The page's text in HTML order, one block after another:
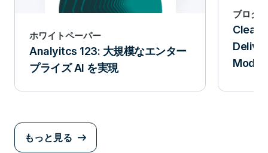
ホワイトペーパー
Analyitcs 123: 大規模なエンター
プライズ AI を実現
ブログ
もっと見る